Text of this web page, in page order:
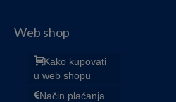
Web shop
Kako kupovati
u web shopu
Način plaćanja